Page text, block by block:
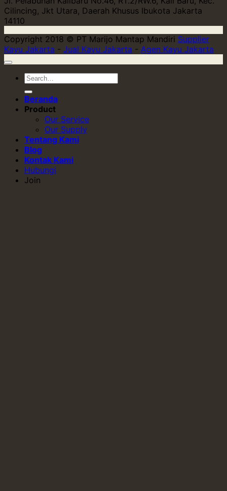
Cilincing, Jkt Utara, Daerah Khusus Ibukota Jakarta
14110
Copyright 2018 © PT Marijo Mantap Mandiri Supplier
Kayu Jakarta - Jual Kayu Jakarta - Agen Kayu Jakarta
Beranda
Product
Our Service
Our Supply
Tentang Kami
Blog
Kontak Kami
Hubungi
Join